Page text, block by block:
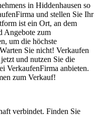
in Hiddenhausen so
und stellen Sie Ihr
ist ein Ort, an dem
Angebote zum
um die höchste
Sie nicht! Verkaufen
und nutzen Sie die
VerkaufenFirma anbieten.
zum Verkauf!
verbindet. Finden Sie